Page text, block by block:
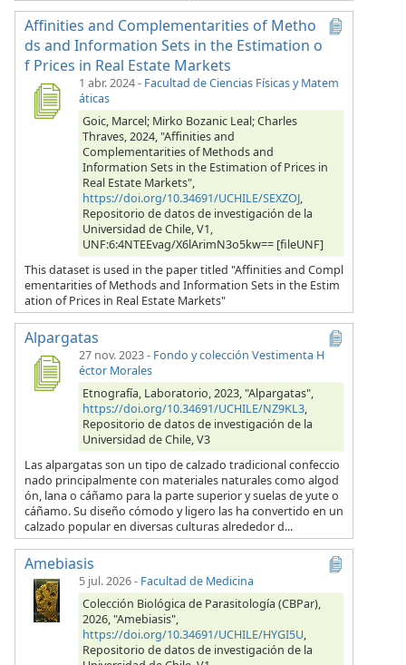
Affinities and Complementarities of Metho
ds and Information Sets in the Estimation o
f Prices in Real Estate Markets
1 abr. 2024- Facultad de Ciencias Físicas y Matem
áticas
Goic, Marcel; Mirko Bozanic Leal; Charles
Thraves, 2024, "Affinities and
Complementarities of Methods and
Information Sets in the Estimation of Prices in
Real Estate Markets",
https://doi.org/10.34691/UCHILE/SEXZOJ,
Repositorio de datos de investigación de la
Universidad de Chile, V1,
UNF:6:4NTEEvag/X6lArimN3o5kw== [fileUNF]
This dataset is used in the paper titled "Affinities and Compl
ementarities of Methods and Information Sets in the Estim
ation of Prices in Real Estate Markets"
Alpargatas
27 nov. 2023- Fondo y colección Vestimenta H
éctor Morales
Etnografía, Laboratorio, 2023, "Alpargatas",
https://doi.org/10.34691/UCHILE/NZ9KL3,
Repositorio de datos de investigación de la
Universidad de Chile, V3
Las alpargatas son un tipo de calzado tradicional confeccio
nado principalmente con materiales naturales como algod
ón, lana o cáñamo para la parte superior y suelas de yute o
cáñamo. Su diseño cómodo y ligero las ha convertido en un
calzado popular en diversas culturas alrededor d...
Amebiasis
5 jul. 2026- Facultad de Medicina
Colección Biológica de Parasitología (CBPar),
2026, "Amebiasis",
https://doi.org/10.34691/UCHILE/HYGI5U,
Repositorio de datos de investigación de la